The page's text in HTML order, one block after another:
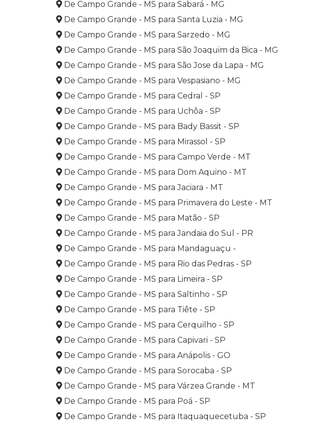
De Campo Grande - MS para Sabará - MG
De Campo Grande - MS para Santa Luzia - MG
De Campo Grande - MS para Sarzedo - MG
De Campo Grande - MS para São Joaquim da Bica - MG
De Campo Grande - MS para São Jose da Lapa - MG
De Campo Grande - MS para Vespasiano - MG
De Campo Grande - MS para Cedral - SP
De Campo Grande - MS para Uchôa - SP
De Campo Grande - MS para Bady Bassit - SP
De Campo Grande - MS para Mirassol - SP
De Campo Grande - MS para Campo Verde - MT
De Campo Grande - MS para Dom Aquino - MT
De Campo Grande - MS para Jaciara - MT
De Campo Grande - MS para Primavera do Leste - MT
De Campo Grande - MS para Matão - SP
De Campo Grande - MS para Jandaia do Sul - PR
De Campo Grande - MS para Mandaguaçu -
De Campo Grande - MS para Rio das Pedras - SP
De Campo Grande - MS para Limeira - SP
De Campo Grande - MS para Saltinho - SP
De Campo Grande - MS para Tiête - SP
De Campo Grande - MS para Cerquilho - SP
De Campo Grande - MS para Capivari - SP
De Campo Grande - MS para Anápolis - GO
De Campo Grande - MS para Sorocaba - SP
De Campo Grande - MS para Várzea Grande - MT
De Campo Grande - MS para Poá - SP
De Campo Grande - MS para Itaquaquecetuba - SP